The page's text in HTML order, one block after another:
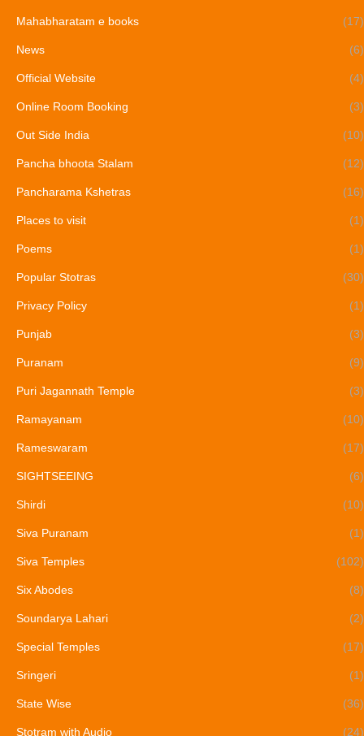
Mahabharatam e books (17)
News (6)
Official Website (4)
Online Room Booking (3)
Out Side India (10)
Pancha bhoota Stalam (12)
Pancharama Kshetras (16)
Places to visit (1)
Poems (1)
Popular Stotras (30)
Privacy Policy (1)
Punjab (3)
Puranam (9)
Puri Jagannath Temple (3)
Ramayanam (10)
Rameswaram (17)
SIGHTSEEING (6)
Shirdi (10)
Siva Puranam (1)
Siva Temples (102)
Six Abodes (8)
Soundarya Lahari (2)
Special Temples (17)
Sringeri (1)
State Wise (36)
Stotram with Audio (24)